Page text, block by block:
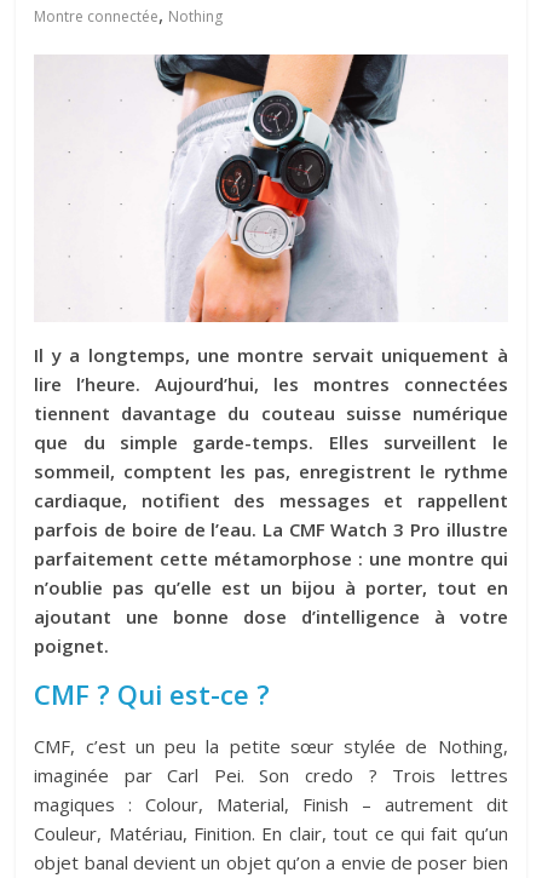
Montre connectée, Nothing
Il y a longtemps, une montre servait uniquement à
lire l’heure. Aujourd’hui, les montres connectées
tiennent davantage du couteau suisse numérique
que du simple garde-temps. Elles surveillent le
sommeil, comptent les pas, enregistrent le rythme
cardiaque, notifient des messages et rappellent
parfois de boire de l’eau. La CMF Watch 3 Pro illustre
parfaitement cette métamorphose : une montre qui
n’oublie pas qu’elle est un bijou à porter, tout en
ajoutant une bonne dose d’intelligence à votre
poignet.
CMF ? Qui est-ce ?
CMF, c’est un peu la petite sœur stylée de Nothing,
imaginée par Carl Pei. Son credo ? Trois lettres
magiques : Colour, Material, Finish – autrement dit
Couleur, Matériau, Finition. En clair, tout ce qui fait qu’un
objet banal devient un objet qu’on a envie de poser bien